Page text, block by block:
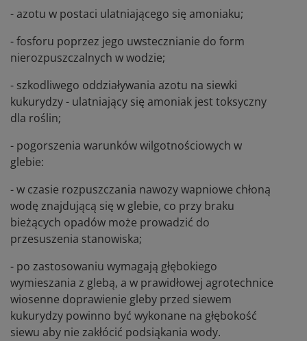
- azotu w postaci ulatniającego się amoniaku;
- fosforu poprzez jego uwstecznianie do form
nierozpuszczalnych w wodzie;
- szkodliwego oddziaływania azotu na siewki
kukurydzy - ulatniający się amoniak jest toksyczny
dla roślin;
- pogorszenia warunków wilgotnościowych w
glebie:
- w czasie rozpuszczania nawozy wapniowe chłoną
wodę znajdującą się w glebie, co przy braku
bieżących opadów może prowadzić do
przesuszenia stanowiska;
- po zastosowaniu wymagają głębokiego
wymieszania z glebą, a w prawidłowej agrotechnice
wiosenne doprawienie gleby przed siewem
kukurydzy powinno być wykonane na głębokość
siewu aby nie zakłócić podsiąkania wody.